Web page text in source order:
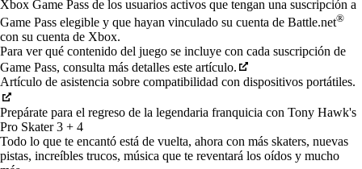
Xbox Game Pass de los usuarios activos que tengan una suscripción a
Game Pass elegible y que hayan vinculado su cuenta de Battle.net®
con su cuenta de Xbox.
Para ver qué contenido del juego se incluye con cada suscripción de
Game Pass, consulta más detalles este artículo.
Artículo de asistencia sobre compatibilidad con dispositivos portátiles.
Prepárate para el regreso de la legendaria franquicia con Tony Hawk's
Pro Skater 3 + 4
Todo lo que te encantó está de vuelta, ahora con más skaters, nuevas
pistas, increíbles trucos, música que te reventará los oídos y mucho